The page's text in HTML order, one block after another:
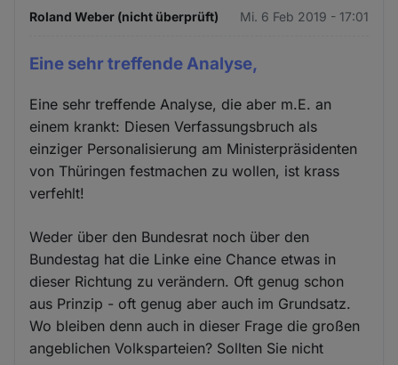
Roland Weber (nicht überprüft) Mi. 6 Feb 2019 - 17:01
Eine sehr treffende Analyse,
Eine sehr treffende Analyse, die aber m.E. an
einem krankt: Diesen Verfassungsbruch als
einziger Personalisierung am Ministerpräsidenten
von Thüringen festmachen zu wollen, ist krass
verfehlt!
Weder über den Bundesrat noch über den
Bundestag hat die Linke eine Chance etwas in
dieser Richtung zu verändern. Oft genug schon
aus Prinzip - oft genug aber auch im Grundsatz.
Wo bleiben denn auch in dieser Frage die großen
angeblichen Volksparteien? Sollten Sie nicht